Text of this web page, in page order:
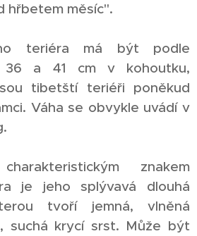
hřbetem měsíc".
teriéra má být podle
36 a 41 cm v kohoutku,
tibetští teriéři poněkud
Váha se obvykle uvádí v
znakem
je jeho splývavá dlouhá
tvoří jemná, vlněná
suchá krycí srst. Může být